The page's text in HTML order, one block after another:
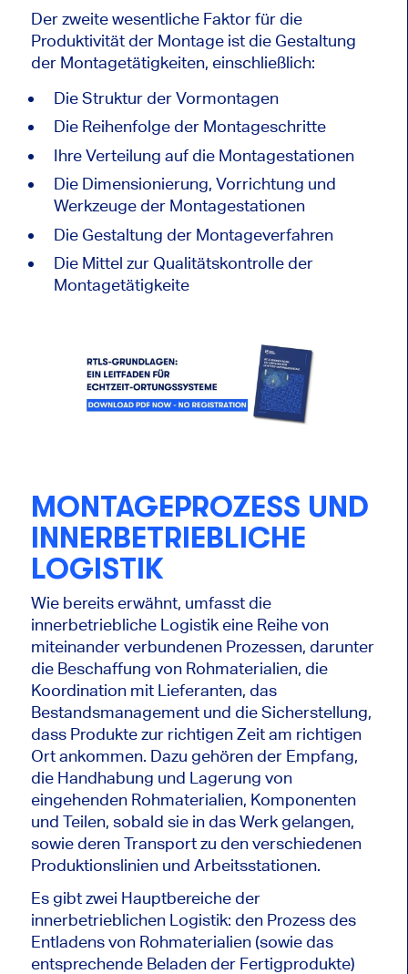
Der zweite wesentliche Faktor für die
Produktivität der Montage ist die Gestaltung
der Montagetätigkeiten, einschließlich:
Die Struktur der Vormontagen
Die Reihenfolge der Montageschritte
Ihre Verteilung auf die Montagestationen
Die Dimensionierung, Vorrichtung und
Werkzeuge der Montagestationen
Die Gestaltung der Montageverfahren
Die Mittel zur Qualitätskontrolle der
Montagetätigkeite
MONTAGEPROZESS UND
INNERBETRIEBLICHE
LOGISTIK
Wie bereits erwähnt, umfasst die
innerbetriebliche Logistik eine Reihe von
miteinander verbundenen Prozessen, darunter
die Beschaffung von Rohmaterialien, die
Koordination mit Lieferanten, das
Bestandsmanagement und die Sicherstellung,
dass Produkte zur richtigen Zeit am richtigen
Ort ankommen. Dazu gehören der Empfang,
die Handhabung und Lagerung von
eingehenden Rohmaterialien, Komponenten
und Teilen, sobald sie in das Werk gelangen,
sowie deren Transport zu den verschiedenen
Produktionslinien und Arbeitsstationen.
Es gibt zwei Hauptbereiche der
innerbetrieblichen Logistik: den Prozess des
Entladens von Rohmaterialien (sowie das
entsprechende Beladen der Fertigprodukte)